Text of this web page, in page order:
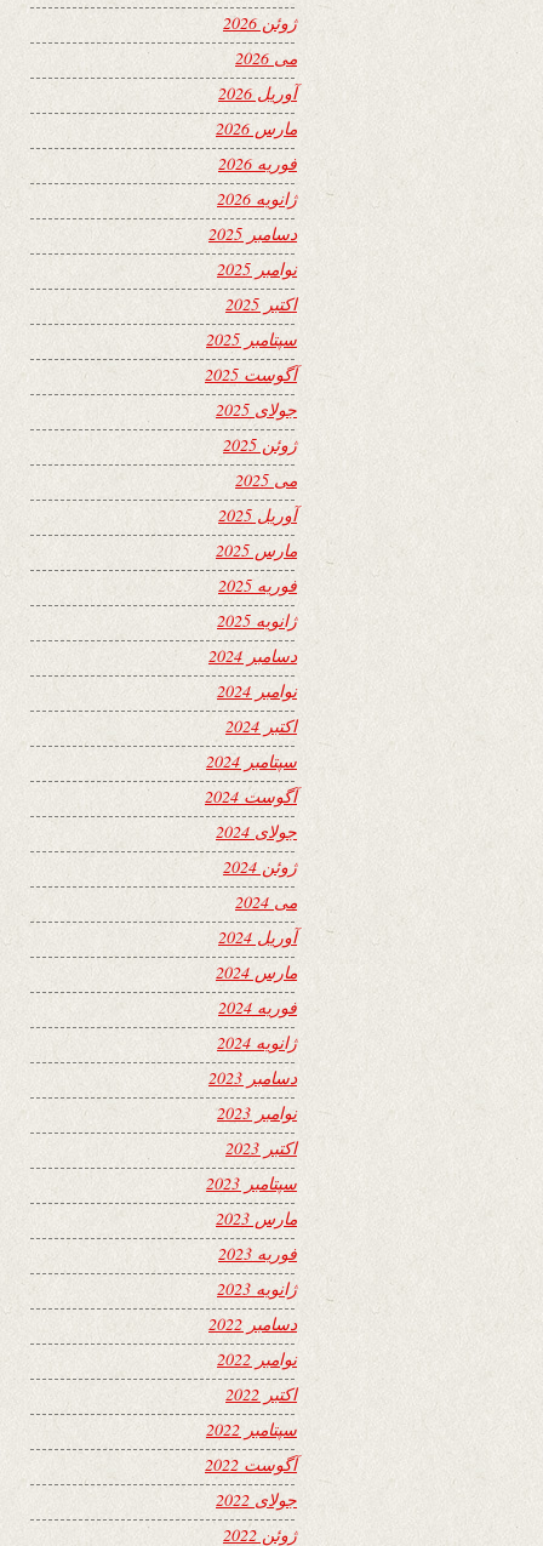
ژوئن 2026
می 2026
آوریل 2026
مارس 2026
فوریه 2026
ژانویه 2026
دسامبر 2025
نوامبر 2025
اکتبر 2025
سپتامبر 2025
آگوست 2025
جولای 2025
ژوئن 2025
می 2025
آوریل 2025
مارس 2025
فوریه 2025
ژانویه 2025
دسامبر 2024
نوامبر 2024
اکتبر 2024
سپتامبر 2024
آگوست 2024
جولای 2024
ژوئن 2024
می 2024
آوریل 2024
مارس 2024
فوریه 2024
ژانویه 2024
دسامبر 2023
نوامبر 2023
اکتبر 2023
سپتامبر 2023
مارس 2023
فوریه 2023
ژانویه 2023
دسامبر 2022
نوامبر 2022
اکتبر 2022
سپتامبر 2022
آگوست 2022
جولای 2022
ژوئن 2022